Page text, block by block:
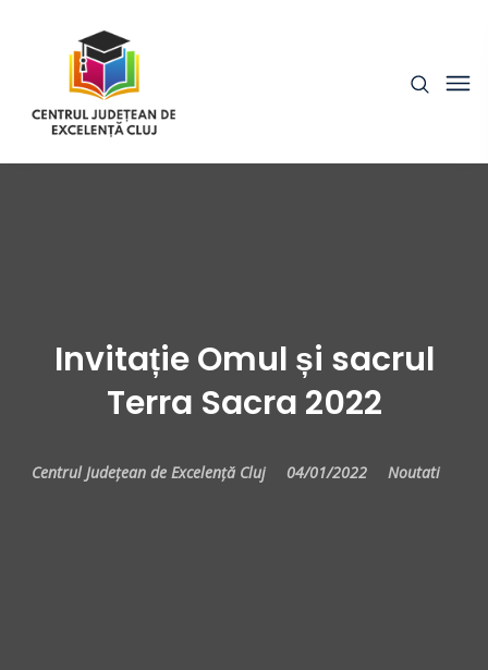
Invitație Omul și sacrul
Terra Sacra 2022
Centrul Județean de Excelență Cluj 04/01/2022 Noutati